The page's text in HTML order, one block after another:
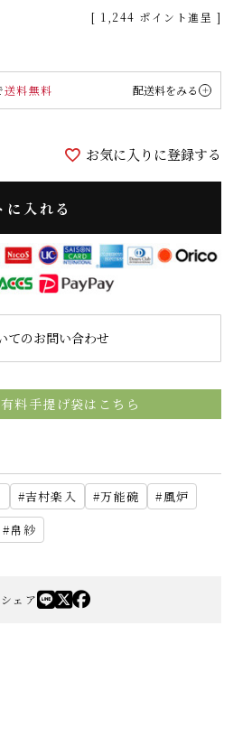
[ 1,244 ポイント進呈 ]
送料無料 配送料をみる
お気に入りに登録する
に入れる
てのお問い合わせ
料手提げ袋はこちら
吉村楽入 万能碗
風炉
帛紗
ェア